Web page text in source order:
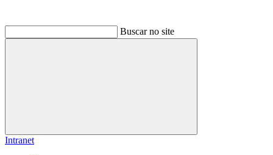
Buscar no site
Buscar
Intranet